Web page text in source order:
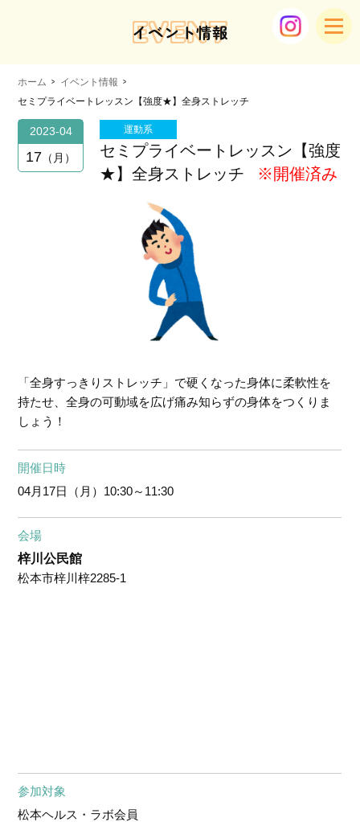
EVENT
イベント情報
ホーム
イベント情報
セミプライベートレッスン【強度★】全身ストレッチ
2023-04
17 月
運動系
セミプライベートレッスン【強度
★】全身ストレッチ
※開催済み
「全身すっきりストレッチ」で硬くなった身体に柔軟性を
持たせ、全身の可動域を広げ痛み知らずの身体をつくりま
しょう！
開催日時
04月17日（月） 10:30～11:30
会場
梓川公民館
松本市梓川梓2285-1
参加対象
松本ヘルス・ラボ会員